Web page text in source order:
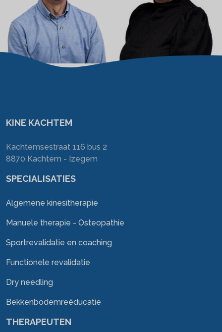
KINE KACHTEM
Kachtemsestraat 116 bus 2
8870 Kachtem - Izegem
SPECIALISATIES
Algemene kinesitherapie
Manuele therapie - Osteopathie
Sportrevalidatie en coaching
Functionele revalidatie
Dry needling
Bekkenbodemreëducatie
THERAPEUTEN